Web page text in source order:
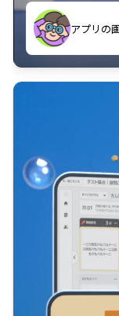
使いやす
よく見て
クラスご
す。